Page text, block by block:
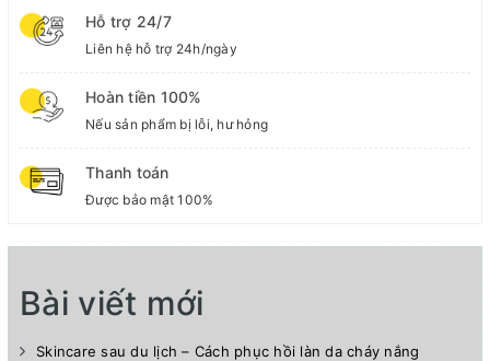
Hỗ trợ 24/7
Liên hệ hỗ trợ 24h/ngày
Hoàn tiền 100%
Nếu sản phẩm bị lỗi, hư hỏng
Thanh toán
Được bảo mật 100%
Bài viết mới
Skincare sau du lịch – Cách phục hồi làn da cháy nắng